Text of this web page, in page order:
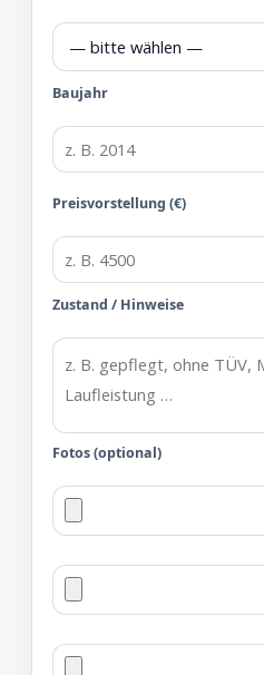
Baujahr
Preisvorstellung (€)
Zustand / Hinweise
Fotos (optional)